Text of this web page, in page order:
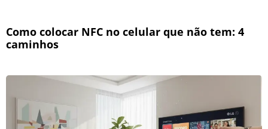
Como colocar NFC no celular que não tem: 4
caminhos